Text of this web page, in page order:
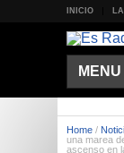
INICIO
MENU
Home /
una marea
ascenso en